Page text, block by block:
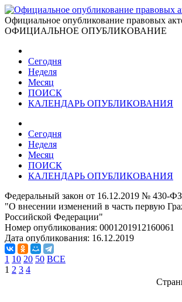
Официальное опубликование правовых
ОФИЦИАЛЬНОЕ ОПУБЛИКОВАНИЕ
Сегодня
Неделя
Месяц
ПОИСК
КАЛЕНДАРЬ ОПУБЛИКОВАНИЯ
Сегодня
Неделя
Месяц
ПОИСК
КАЛЕНДАРЬ ОПУБЛИКОВАНИЯ
Федеральный закон от 16.12.2019 № 430-ФЗ
"О внесении изменений в часть первую
Российской Федерации"
Номер опубликования: 0001201912160061
Дата опубликования: 16.12.2019
1 10 20 50 ВСЕ
1 2 3 4